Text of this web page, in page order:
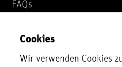
FAQs
NEWSLETTER
Zur Newsletter Anmeldung
Cookies
Wir verwenden Cookies